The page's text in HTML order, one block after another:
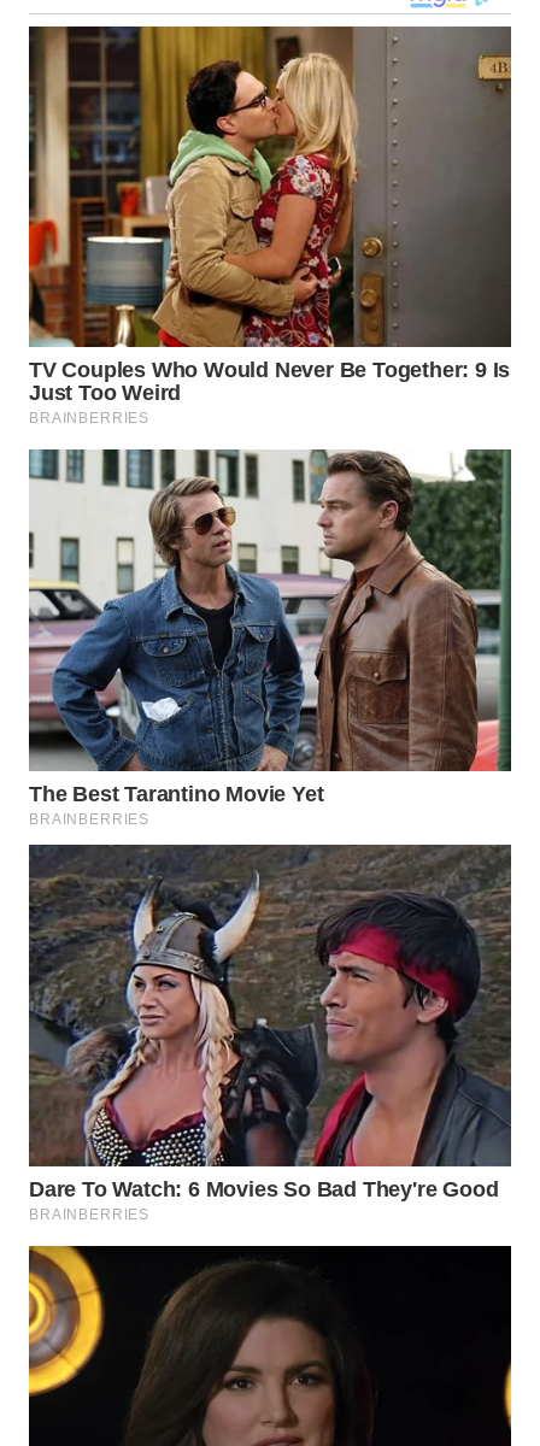
KALTARA
WN
KALSEL
WN
KALTIM
WN
SULSEL
WN
WN
MALUKU
WN
MALUT
WN
DAIRI
WN
DANAU
TOBA
WN
NIAS
WN
LANGKAT
WN
TAPANULI
SELATAN
WN
TANJUNG
LESUNG
WN